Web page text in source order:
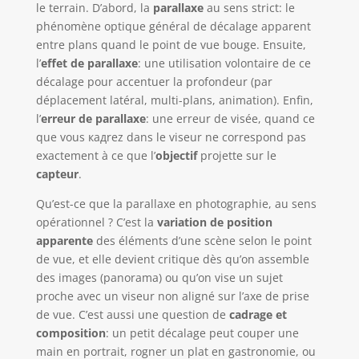
le terrain. D’abord, la parallaxeau sens strict: le
phénomène optique général de décalage apparent
entre plans quand le point de vue bouge. Ensuite,
l’effet de parallaxe: une utilisation volontaire de ce
décalage pour accentuer la profondeur (par
déplacement latéral, multi-plans, animation). Enfin,
l’erreur de parallaxe: une erreur de visée, quand ce
que vous кадrez dans le viseur ne correspond pas
exactement à ce que l’objectifprojette sur le
capteur.
Qu’est-ce que la parallaxe en photographie, au sens
opérationnel ? C’est la variation de position
apparentedes éléments d’une scène selon le point
de vue, et elle devient critique dès qu’on assemble
des images (panorama) ou qu’on vise un sujet
proche avec un viseur non aligné sur l’axe de prise
de vue. C’est aussi une question de cadrage et
composition: un petit décalage peut couper une
main en portrait, rogner un plat en gastronomie, ou